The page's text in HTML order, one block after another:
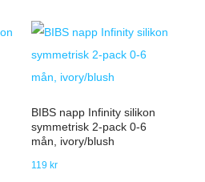
BIBS napp Infinity silikon
symmetrisk 2-pack 0-6
mån, ivory/blush
119kr